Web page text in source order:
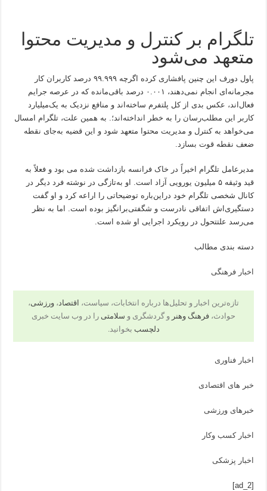
تلگرام بر کنترل و مدیریت محتوا
متعهد می‌شود
پاول دورف این چنین پافشاری کرده اگرچه ۹۹.۹۹۹ درصد کاربران کار
مجرمانه‌ای انجام نمی‌دهند، ۰.۰۰۱ درصد باقی‌مانده که در عرصه جرایم
فعال‌اند، عکس بدی از کل پلتفرم ساخته‌اند و منافع نزدیک به یک‌میلیارد
کاربر این مطلب‌رسان را به‌ خطر انداخته‌اند؛. به همین علت، تلگرام امسال
می‌خواهد به کنترل و مدیریت محتوا متعهد شود و این قضیه به‌جای نقطه
ضعف نقطه قوت بسازد.
مدیرعامل تلگرام اخیراً در خاک فرانسه بازداشت شده می بود و فعلاً به
قید وثیقه ۵ میلیون یورویی آزاد است. او به‌تازگی در نوشته فرد دیگر در
کانال شخصی تلگرام خود دراین‌باره توضیحاتی را اراعه کرد و او گفت
دستگیری‌اش اتفاقی نادرست و شگفتی‌برانگیز بوده است. اما به‌ نظر
می‌رسد علتتحول در رویکرد اجرایی او شده است.
دسته بندی مطالب
اخبار فرهنگی
تازه‌ترین اخبار و تحلیل‌ها درباره انتخابات، سیاست، اقتصاد، ورزشی،
حوادث، فرهنگ وهنر و گردشگری و سلامتی را در وب سایت خبری
دلچسب بخوانید.
اخبار فناوری
خبر های اقتصادی
خبرهای ورزشی
اخبار کسب وکار
اخبار پزشکی
[ad_2]